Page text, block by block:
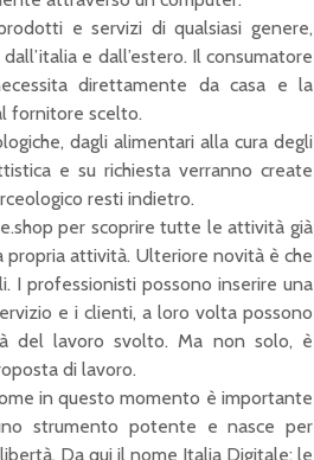
e servizi di qualsiasi genere,
e dall’estero. Il consumatore
direttamente da casa e la
fornitore scelto.
dagli alimentari alla cura degli
e su richiesta verranno create
resti indietro.
per scoprire tutte le attività già
attività. Ulteriore novità è che
I professionisti possono inserire una
e i clienti, a loro volta possono
del lavoro svolto. Ma non solo, è
di lavoro.
in questo momento è importante
strumento potente e nasce per
Da qui il nome Italia Digitale: le